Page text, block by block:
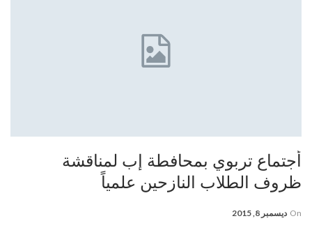
أجتماع تربوي بمحافطة إب لمناقشة
ظروف الطلاب النازحين علمياً
On ديسمبر 8, 2015